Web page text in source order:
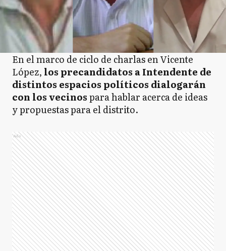
En el marco de ciclo de charlas en Vicente
López, los precandidatos a Intendente de
distintos espacios políticos dialogarán
con los vecinospara hablar acerca de ideas
y propuestas para el distrito.
Ads